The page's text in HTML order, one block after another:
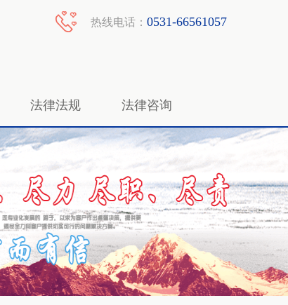
热线电话： 0531-66561057
法律法规 法律咨询